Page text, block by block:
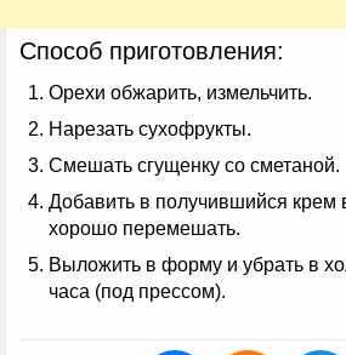
Способ приготовления:
Орехи обжарить, измельчить.
Нарезать сухофрукты.
Смешать сгущенку со сметаной.
Добавить в получившийся крем
хорошо перемешать.
Выложить в форму и убрать в
часа (под прессом).